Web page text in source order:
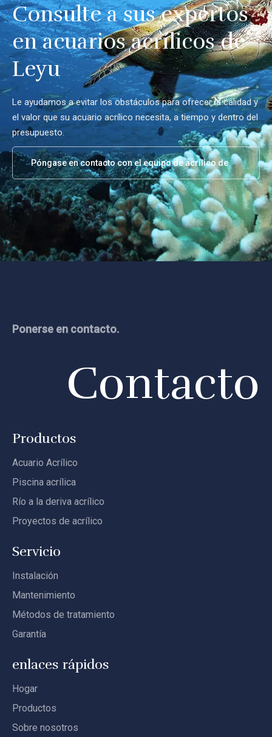
Consulte a sus expertos
en acuarios acrílicos de
Leyu
Le ayudamos a evitar los obstáculos para ofrecer la calidad y
el valor que su acuario acrílico necesita, a tiempo y dentro del
presupuesto.
Póngase en contacto con el equipo de acrílico de
Leyu
Ponerse en contacto.
Contacto
Productos
Acuario Acrílico
Piscina acrílica
Río a la deriva acrílico
Proyectos de acrílico
Servicio
Instalación
Mantenimiento
Métodos de tratamiento
Garantía
enlaces rápidos
Hogar
Productos
Sobre nosotros